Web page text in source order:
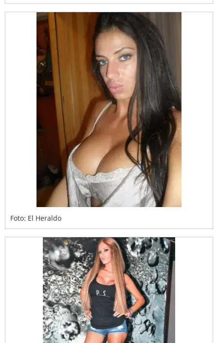
Foto: El Heraldo